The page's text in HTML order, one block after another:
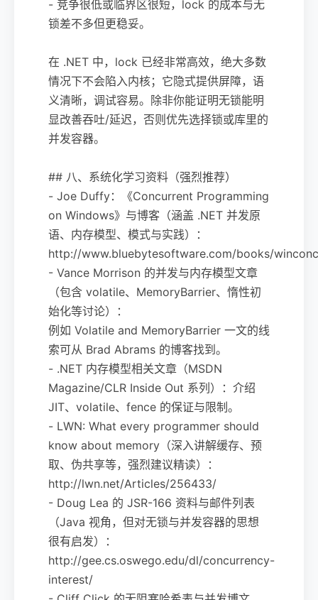
- 竞争很低或临界区很短，lock 的成本与无
锁差不多但更稳妥。
在 .NET 中，lock 已经非常高效，绝大多数
情况下不会陷入内核；它隐式提供屏障，语
义清晰，调试容易。除非你能证明无锁能明
显改善吞吐/延迟，否则优先选择锁或库里的
并发容器。
## 八、系统化学习资料（强烈推荐）
- Joe Duffy：《Concurrent Programming
on Windows》与博客（涵盖 .NET 并发原
语、内存模型、模式与实践）：
http://www.bluebytesoftware.com/books/
- Vance Morrison 的并发与内存模型文章
（包含 volatile、MemoryBarrier、惰性初
始化等讨论）：
例如 Volatile and MemoryBarrier 一文的线
索可从 Brad Abrams 的博客找到。
- .NET 内存模型相关文章（MSDN
Magazine/CLR Inside Out 系列）：介绍
JIT、volatile、fence 的保证与限制。
- LWN: What every programmer should
know about memory（深入讲解缓存、预
取、伪共享等，强烈建议精读）：
http://lwn.net/Articles/256433/
- Doug Lea 的 JSR-166 资料与邮件列表
（Java 视角，但对无锁与并发容器的思想
很有启发）：
http://gee.cs.oswego.edu/dl/concurrency-
interest/